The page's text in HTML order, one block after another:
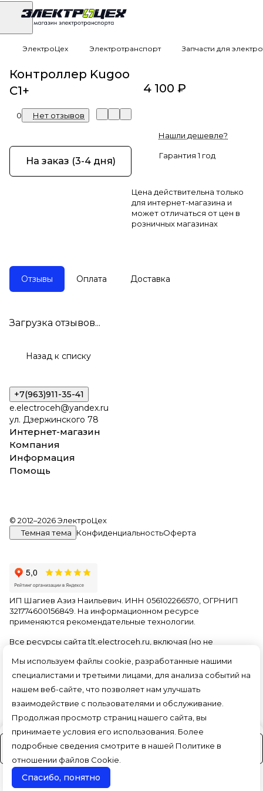
ЭлектроЦех Электротранспорт Запчасти для
Контроллер Kugoo
C1+
0 Нет отзывов
На заказ (3-4 дня)
4 100 ₽
Нашли дешевле?
Гарантия 1 год
Цена действительна только
для интернет-магазина и
может отличаться от цен в
розничных магазинах
Отзывы Оплата Доставка
Загрузка отзывов...
Назад к списку
Мы используем файлы cookie, разработанные нашими
специалистами и третьими лицами, для анализа событий на
нашем веб-сайте, что позволяет нам улучшать
взаимодействие с пользователями и обслуживание.
Продолжая просмотр страниц нашего сайта, вы
принимаете условия его использования. Более
подробные сведения смотрите в нашей Политике в
отношении файлов Cookie
Спасибо, понятно
На заказ (3-4 дня)
+7(963)911-35-41
e.electroceh@yandex.ru
ул. Дзержинского 78
Интернет-магазин
Компания
Информация
Помощь
© 2012–2026 ЭлектроЦех
Темная тема
КонфиденциальностьОферта
ИП Шагиев Азиз Наильевич. ИНН 056102266570, ОГРНИП
321774600156849. На информационном ресурсе
применяются рекомендательные технологии
Все ресурсы сайта tlt.electroceh.ru, включая (но не
и видео информацию, структуру, дизайн и оформление
страниц, доменное имя, фирменное наименование
являются объектами авторского права и прав на
интеллектуальную собственность, защищены российским
законодательством и международными соглашениями об
охране авторских прав.Читать далее